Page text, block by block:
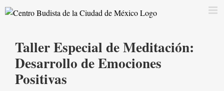
Saltar
Taller Especial de Meditación:
Desarrollo de Emociones
Positivas